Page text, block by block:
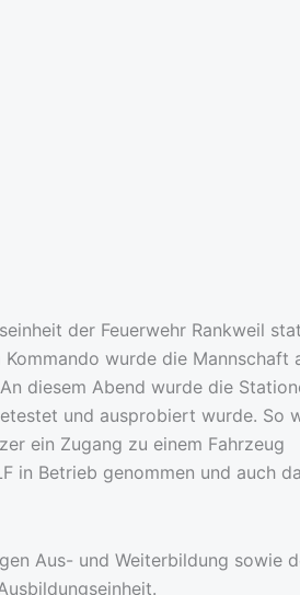
der Feuerwehr Rankweil
wurde die Mannschaft
diesem Abend wurde die
und ausprobiert wurde. So
ein Zugang zu einem Fahrzeug
in Betrieb genommen und auch
Aus- und Weiterbildung sowie